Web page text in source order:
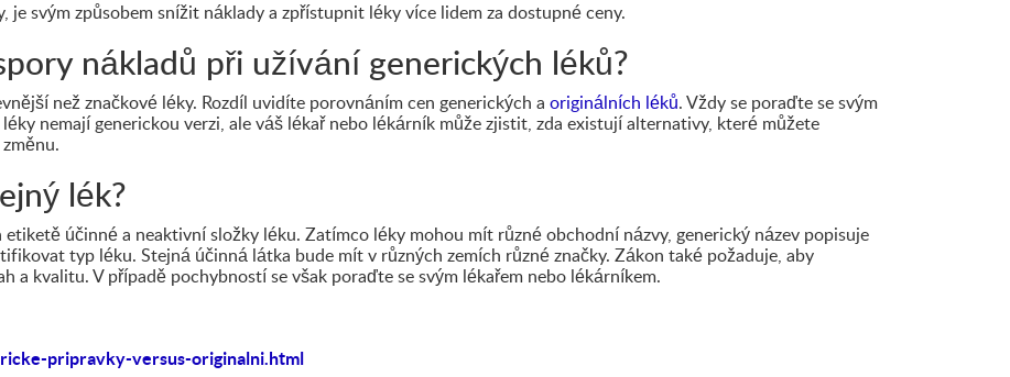
je svým způsobem snížit náklady a zpřístupnit léky více lidem za dostupné ceny.
nákladů při užívání generických léků?
než značkové léky. Rozdíl uvidíte porovnáním cen generických a originálních léků. Vždy se poraďte se svým
nemají generickou verzi, ale váš lékař nebo lékárník může zjistit, zda existují alternativy, které můžete
lék?
účinné a neaktivní složky léku. Zatímco léky mohou mít různé obchodní názvy, generický název popisuje
typ léku. Stejná účinná látka bude mít v různých zemích různé značky. Zákon také požaduje, aby
a kvalitu. V případě pochybností se však poraďte se svým lékařem nebo lékárníkem.
pripravky-versus-originalni.html